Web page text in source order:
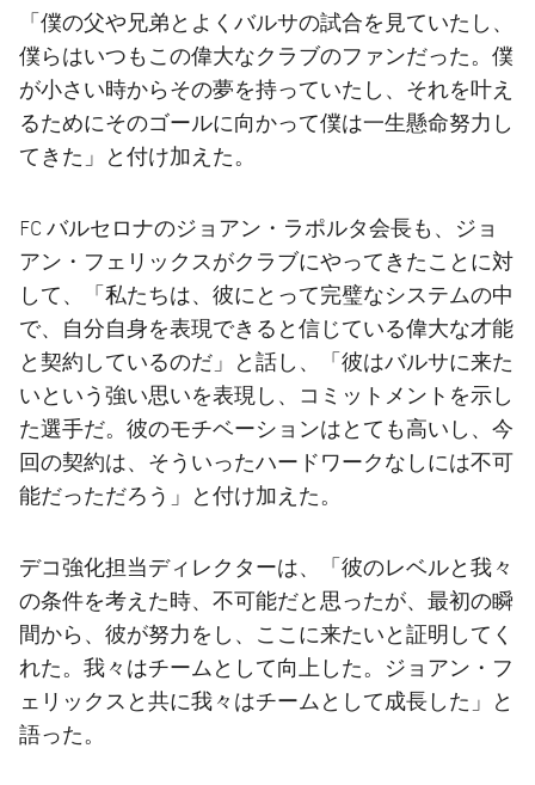
「僕の父や兄弟とよくバルサの試合を見ていたし、
僕らはいつもこの偉大なクラブのファンだった。僕
が小さい時からその夢を持っていたし、それを叶え
るためにそのゴールに向かって僕は一生懸命努力し
てきた」と付け加えた。
FC バルセロナのジョアン・ラポルタ会長も、ジョ
アン・フェリックスがクラブにやってきたことに対
して、「私たちは、彼にとって完璧なシステムの中
で、自分自身を表現できると信じている偉大な才能
と契約しているのだ」と話し、「彼はバルサに来た
いという強い思いを表現し、コミットメントを示し
た選手だ。彼のモチベーションはとても高いし、今
回の契約は、そういったハードワークなしには不可
能だっただろう」と付け加えた。
デコ強化担当ディレクターは、「彼のレベルと我々
の条件を考えた時、不可能だと思ったが、最初の瞬
間から、彼が努力をし、ここに来たいと証明してく
れた。我々はチームとして向上した。ジョアン・フ
ェリックスと共に我々はチームとして成長した」と
語った。